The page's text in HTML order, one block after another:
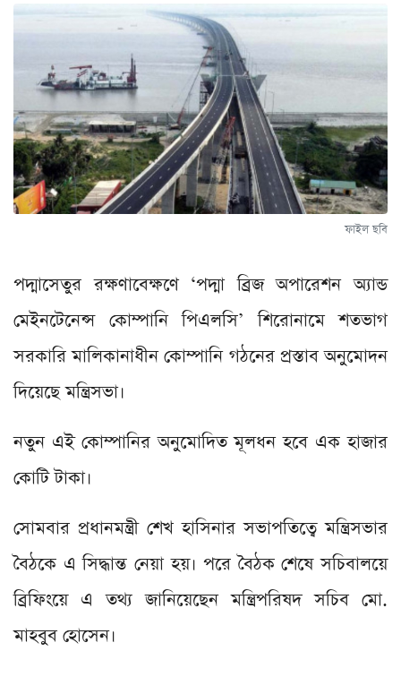
ফাইল ছবি
পদ্মাসেতুর রক্ষণাবেক্ষণে ‘পদ্মা ব্রিজ অপারেশন অ্যান্ড
মেইনটেনেন্স কোম্পানি পিএলসি’ শিরোনামে শতভাগ
সরকারি মালিকানাধীন কোম্পানি গঠনের প্রস্তাব অনুমোদন
দিয়েছে মন্ত্রিসভা।
নতুন এই কোম্পানির অনুমোদিত মূলধন হবে এক হাজার
কোটি টাকা।
সোমবার প্রধানমন্ত্রী শেখ হাসিনার সভাপতিত্বে মন্ত্রিসভার
বৈঠকে এ সিদ্ধান্ত নেয়া হয়। পরে বৈঠক শেষে সচিবালয়ে
ব্রিফিংয়ে এ তথ্য জানিয়েছেন মন্ত্রিপরিষদ সচিব মো.
মাহবুব হোসেন।